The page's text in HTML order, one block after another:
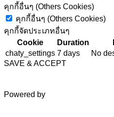
คุกกี้อื่นๆ (Others Cookies)
คุกกี้อื่นๆ (Others Cookies)
คุกกี้จัดประเภทอื่นๆ
Cookie
Duration
chaty_settings 7 days
No
SAVE & ACCEPT
Powered by